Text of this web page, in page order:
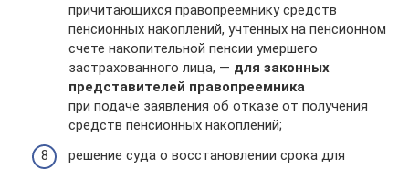
причитающихся правопреемнику средств
пенсионных накоплений, учтенных на пенсионном
счете накопительной пенсии умершего
застрахованного лица, — для законных
представителей правопреемника
при подаче заявления об отказе от получения
средств пенсионных накоплений;
решение суда о восстановлении срока для